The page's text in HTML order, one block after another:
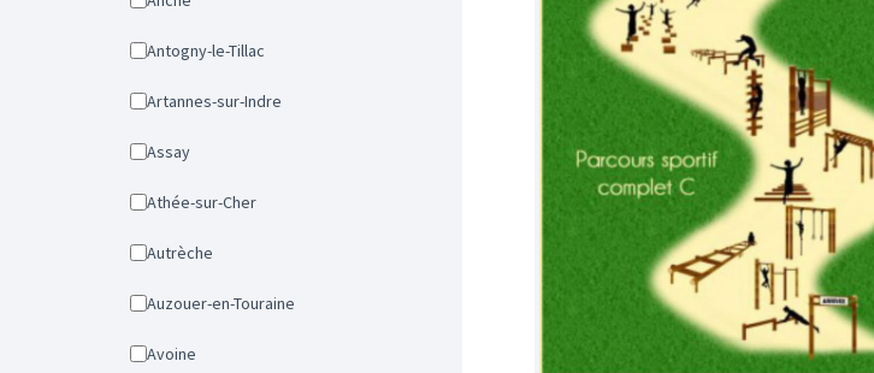
Antogny-le-Tillac
Artannes-sur-Indre
Assay
Athée-sur-Cher
Autrèche
Auzouer-en-Touraine
Avoine